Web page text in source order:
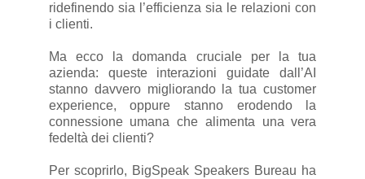
ridefinendo sia l’efficienza sia le relazioni con
i clienti.
Ma ecco la domanda cruciale per la tua
azienda: queste interazioni guidate dall’AI
stanno davvero migliorando la tua customer
experience, oppure stanno erodendo la
connessione umana che alimenta una vera
fedeltà dei clienti?
Per scoprirlo, BigSpeak Speakers Bureau ha